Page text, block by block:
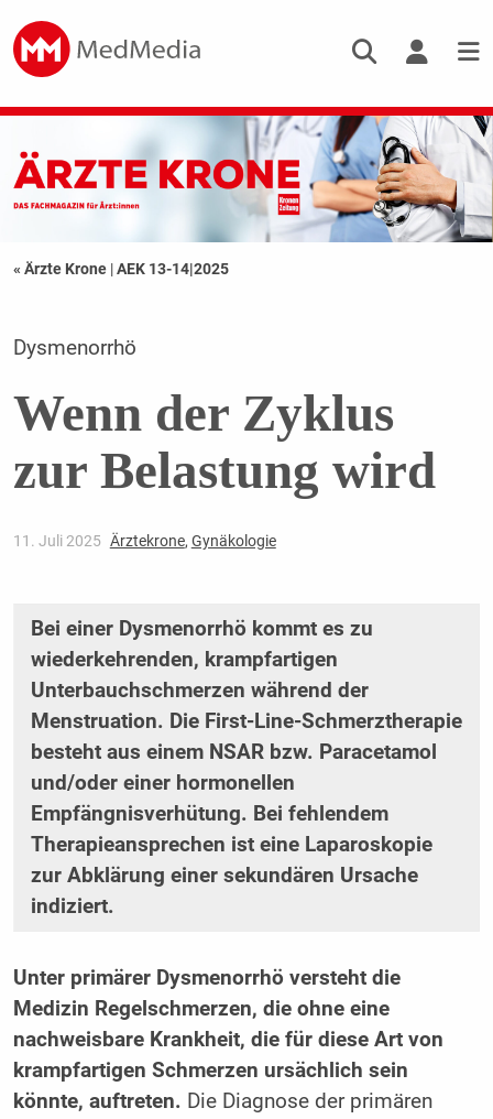
« Ärzte Krone |AEK 13-14|2025
Dysmenorrhö
Wenn der Zyklus
zur Belastung wird
11. Juli 2025 Ärztekrone, Gynäkologie
Bei einer Dysmenorrhö kommt es zu
wiederkehrenden, krampfartigen
Unterbauchschmerzen während der
Menstruation. Die First-Line-Schmerztherapie
besteht aus einem NSAR bzw. Paracetamol
und/oder einer hormonellen
Empfängnisverhütung. Bei fehlendem
Therapieansprechen ist eine Laparoskopie
zur Abklärung einer sekundären Ursache
indiziert.
Unter primärer Dysmenorrhö versteht die
Medizin Regelschmerzen, die ohne eine
nachweisbare Krankheit, die für diese Art von
krampfartigen Schmerzen ursächlich sein
könnte, auftreten. Die Diagnose der primären